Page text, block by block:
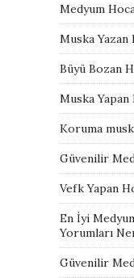
Medyum
Muska
Büyü Bozan
Muska
Koruma
Güvenilir
Vefk Yapan
En İyi
Yorumları
Güvenilir